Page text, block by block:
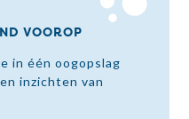
VOOROP
in één oogopslag
inzichten van